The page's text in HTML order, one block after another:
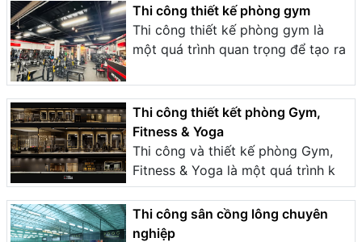
Thi công thiết kế phòng gym
Thi công thiết kế phòng gym là
một quá trình quan trọng để tạo ra
Thi công thiết kết phòng Gym,
Fitness & Yoga
Thi công và thiết kế phòng Gym,
Fitness & Yoga là một quá trình k
Thi công sân cồng lông chuyên
nghiệp